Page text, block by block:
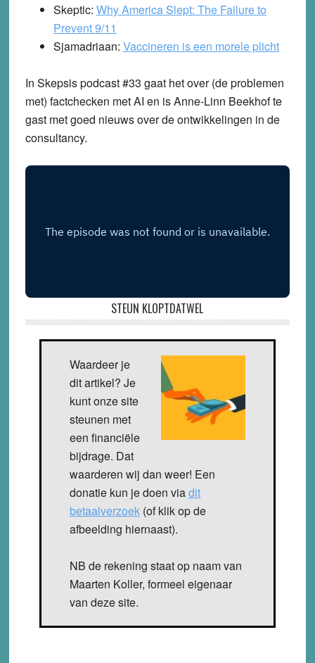
Skeptic: Why America Slept: The Failure to
Prevent 9/11
Sjamadriaan: Vaccineren is een morele plicht
In Skepsis podcast #33 gaat het over (de problemen
met) factchecken met AI en is Anne-Linn Beekhof te
gast met goed nieuws over de ontwikkelingen in de
consultancy.
STEUN KLOPTDATWEL
Waardeer je
dit artikel? Je
kunt onze site
steunen met
een financiële
bijdrage. Dat
waarderen wij dan weer! Een
donatie kun je doen viadit
betaalverzoek(of klik op de
afbeelding hiernaast).
NB de rekening staat op naam van
Maarten Koller, formeel eigenaar
van deze site.